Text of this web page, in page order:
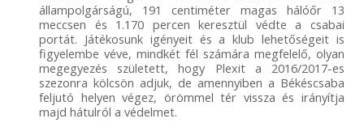
állampolgárságú, 191 centiméter magas hálóőr 13
meccsen és 1.170 percen keresztül védte a csabai
portát. Játékosunk igényeit és a klub lehetőségeit is
figyelembe véve, mindkét fél számára megfelelő, olyan
megegyezés született, hogy Plexit a 2016/2017-es
szezonra kölcsön adjuk, de amennyiben a Békéscsaba
feljutó helyen végez, örömmel tér vissza és irányítja
majd hátulról a védelmet.